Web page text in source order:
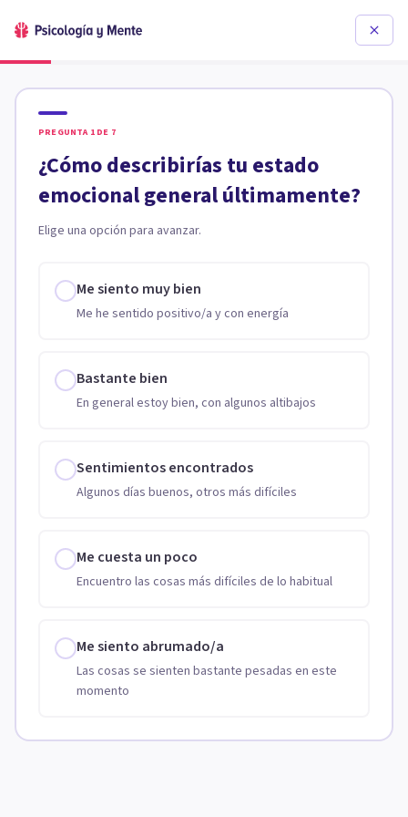
PREGUNTA 1 DE 7
¿Cómo describirías tu estado
emocional general últimamente?
Elige una opción para avanzar.
Me siento muy bien
Me he sentido positivo/a y con energía
Bastante bien
En general estoy bien, con algunos altibajos
Sentimientos encontrados
Algunos días buenos, otros más difíciles
Me cuesta un poco
Encuentro las cosas más difíciles de lo habitual
Me siento abrumado/a
Las cosas se sienten bastante pesadas en este
momento